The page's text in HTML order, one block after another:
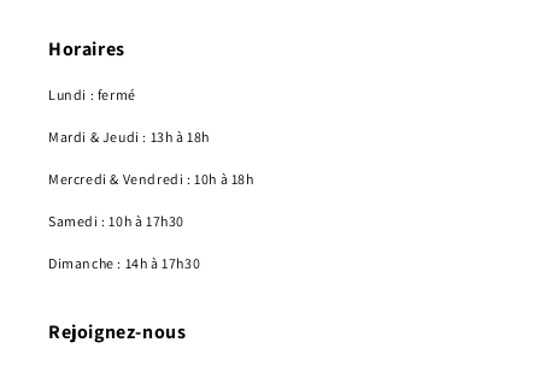
Horaires
Lundi : fermé
Mardi & Jeudi : 13h à 18h
Mercredi & Vendredi : 10h à 18h
Samedi : 10h à 17h30
Dimanche : 14h à 17h30
Rejoignez-nous